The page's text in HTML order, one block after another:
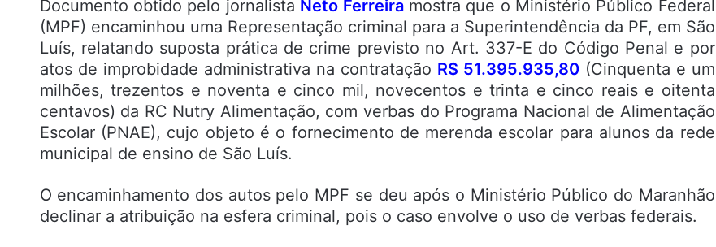
Documento obtido pelo jornalista Neto Ferreira mostra que o Ministério Público Federal
(MPF) encaminhou uma Representação criminal para a Superintendência da PF, em São
Luís, relatando suposta prática de crime previsto no Art. 337-E do Código Penal e por
atos de improbidade administrativa na contratação R$ 51.395.935,80(Cinquenta e um
milhões, trezentos e noventa e cinco mil, novecentos e trinta e cinco reais e oitenta
centavos) da RC Nutry Alimentação, com verbas do Programa Nacional de Alimentação
Escolar (PNAE), cujo objeto é o fornecimento de merenda escolar para alunos da rede
municipal de ensino de São Luís.
O encaminhamento dos autos pelo MPF se deu após o Ministério Público do Maranhão
declinar a atribuição na esfera criminal, pois o caso envolve o uso de verbas federais.